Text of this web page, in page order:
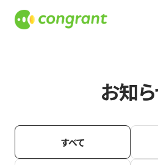
お知
すべて